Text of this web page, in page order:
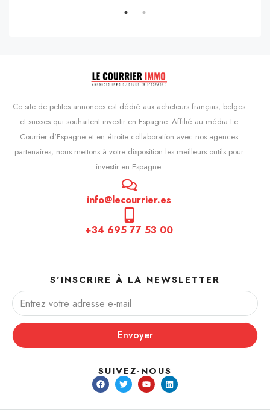
Ce site de petites annonces est dédié aux acheteurs français, belges
et suisses qui souhaitent investir en Espagne. Affilié au média Le
Courrier d'Espagne et en étroite collaboration avec nos agences
partenaires, nous mettons à votre disposition les meilleurs outils pour
investir en Espagne.
info@lecourrier.es
+34 695 77 53 00
S'INSCRIRE À LA NEWSLETTER
Envoyer
SUIVEZ-NOUS